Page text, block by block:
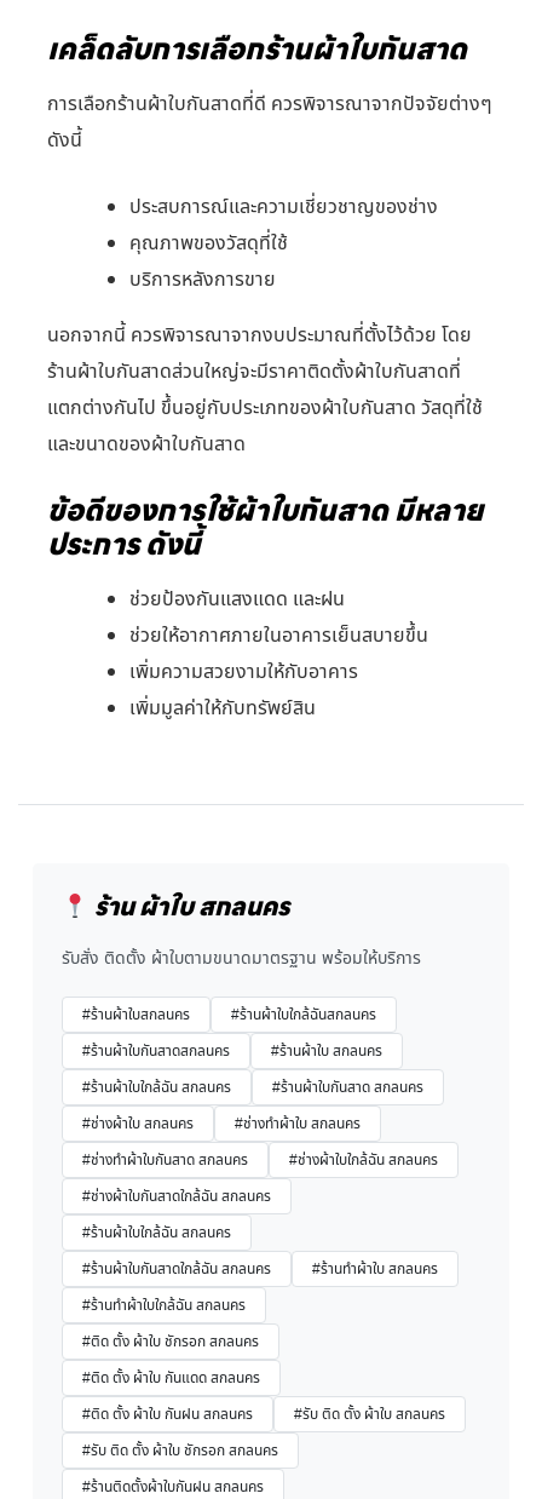
เคล็ดลับการเลือกร้านผ้าใบกันสาด
การเลือกร้านผ้าใบกันสาดที่ดี ควรพิจารณาจากปัจจัยต่างๆ
ดังนี้
ประสบการณ์และความเชี่ยวชาญของช่าง
คุณภาพของวัสดุที่ใช้
บริการหลังการขาย
นอกจากนี้ ควรพิจารณาจากงบประมาณที่ตั้งไว้ด้วย โดย
ร้านผ้าใบกันสาดส่วนใหญ่จะมีราคาติดตั้งผ้าใบกันสาดที่
แตกต่างกันไป ขึ้นอยู่กับประเภทของผ้าใบกันสาด วัสดุที่ใช้
และขนาดของผ้าใบกันสาด
ข้อดีของการใช้ผ้าใบกันสาด มีหลาย
ประการ ดังนี้
ช่วยป้องกันแสงแดด และฝน
ช่วยให้อากาศภายในอาคารเย็นสบายขึ้น
เพิ่มความสวยงามให้กับอาคาร
เพิ่มมูลค่าให้กับทรัพย์สิน
ร้าน ผ้าใบ สกลนคร
รับสั่ง ติดตั้ง ผ้าใบตามขนาดมาตรฐาน พร้อมให้บริการ
#ร้านผ้าใบสกลนคร
#ร้านผ้าใบใกล้ฉันสกลนคร
#ร้านผ้าใบกันสาดสกลนคร
#ร้านผ้าใบ สกลนคร
#ร้านผ้าใบใกล้ฉัน สกลนคร
#ร้านผ้าใบกันสาด สกลนคร
#ช่างผ้าใบ สกลนคร
#ช่างทำผ้าใบ สกลนคร
#ช่างทำผ้าใบกันสาด สกลนคร
#ช่างผ้าใบใกล้ฉัน สกลนคร
#ช่างผ้าใบกันสาดใกล้ฉัน สกลนคร
#ร้านผ้าใบใกล้ฉัน สกลนคร
#ร้านผ้าใบกันสาดใกล้ฉัน สกลนคร
#ร้านทำผ้าใบ สกลนคร
#ร้านทำผ้าใบใกล้ฉัน สกลนคร
#ติด ตั้ง ผ้าใบ ชักรอก สกลนคร
#ติด ตั้ง ผ้าใบ กันแดด สกลนคร
#ติด ตั้ง ผ้าใบ กันฝน สกลนคร
#รับ ติด ตั้ง ผ้าใบ สกลนคร
#รับ ติด ตั้ง ผ้าใบ ชักรอก สกลนคร
#ร้านติดตั้งผ้าใบกันฝน สกลนคร